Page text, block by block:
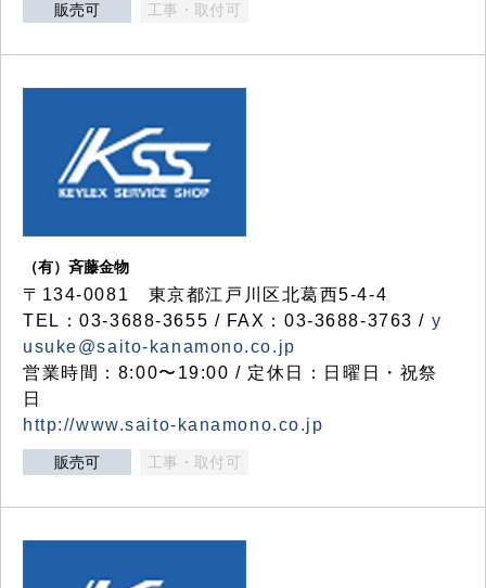
販売可 工事・取付可
（有）斉藤金物
〒134-0081 東京都江戸川区北葛西5-4-4
TEL：03-3688-3655 / FAX：03-3688-3763 / y
usuke@saito-kanamono.co.jp
営業時間：8:00〜19:00 / 定休日：日曜日・祝祭
日
http://www.saito-kanamono.co.jp
販売可 工事・取付可